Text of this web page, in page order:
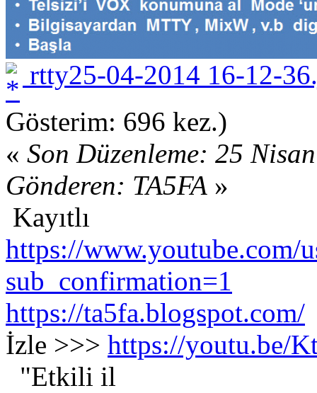
rtty25-04-2014 16-12-
Gösterim: 696 kez.)
« Son Düzenleme: 25
Gönderen: TA5FA »
Kayıtlı
https://www.youtube.com/
sub_confirmation=1
https://ta5fa.blogspot.com/
İzle >>> https://youtu.be/
"Etkili il